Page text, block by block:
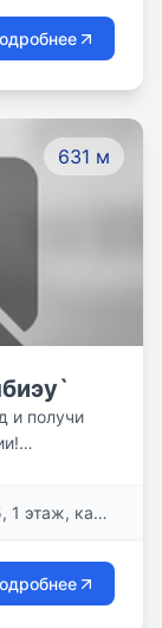
школе
631 м
и получи
1 этаж, каб.